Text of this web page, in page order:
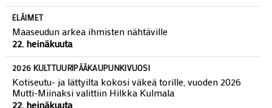
ELÄIMET
Maaseudun arkea ihmisten nähtäville
22. heinäkuuta
2026 KULTTUURIPÄÄKAUPUNKIVUOSI
Kotiseutu- ja lättyilta kokosi väkeä torille, vuoden 2026
Mutti-Miinaksi valittiin Hilkka Kulmala
22. heinäkuuta